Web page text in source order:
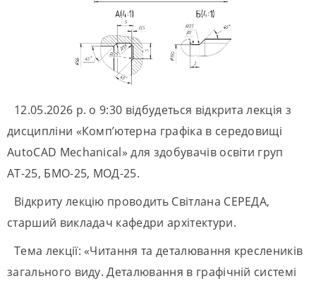
12.05.2026 р. о 9:30 відбудеться відкрита лекція з
дисципліни «Комп’ютерна графіка в середовищі
AutoCAD Mechanical» для здобувачів освіти груп
АТ-25, БМО-25, МОД-25.
Відкриту лекцію проводить Світлана СЕРЕДА,
старший викладач кафедри архітектури.
Тема лекції: «Читання та деталювання креслеників
загального виду. Деталювання в графічній системі